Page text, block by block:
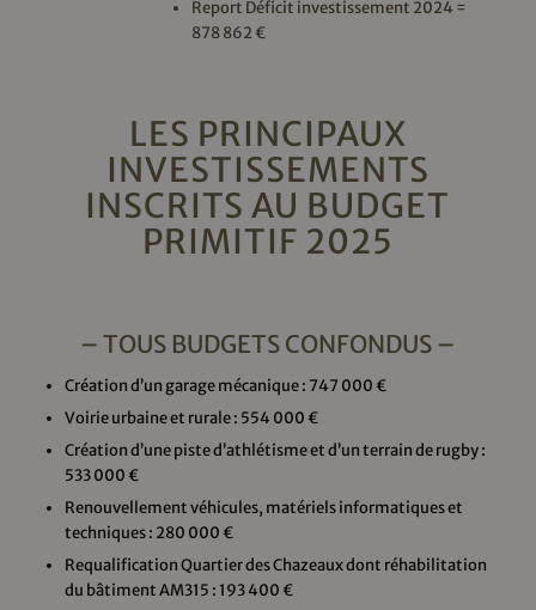
Report Déficit investissement 2024 =
878 862 €
LES PRINCIPAUX
INVESTISSEMENTS
INSCRITS AU BUDGET
PRIMITIF 2025
– TOUS BUDGETS CONFONDUS –
Création d’un garage mécanique : 747 000 €
Voirie urbaine et rurale : 554 000 €
Création d’une piste d’athlétisme et d’un terrain de rugby :
533 000 €
Renouvellement véhicules, matériels informatiques et
techniques : 280 000 €
Requalification Quartier des Chazeaux dont réhabilitation
du bâtiment AM315 : 193 400 €